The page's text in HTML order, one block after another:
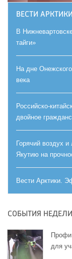
ВЕСТИ АРКТИКИ
В
тайги»
На дне
века
Российско-
двойное
Горячий воздух
Якутию на
Вести Арктики.
СОБЫТИЯ НЕДЕЛИ
Профи
для